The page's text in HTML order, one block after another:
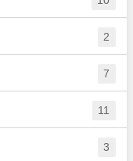
2
7
11
3